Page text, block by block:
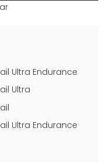
Ultra Endurance
Ultra
Ultra Endurance